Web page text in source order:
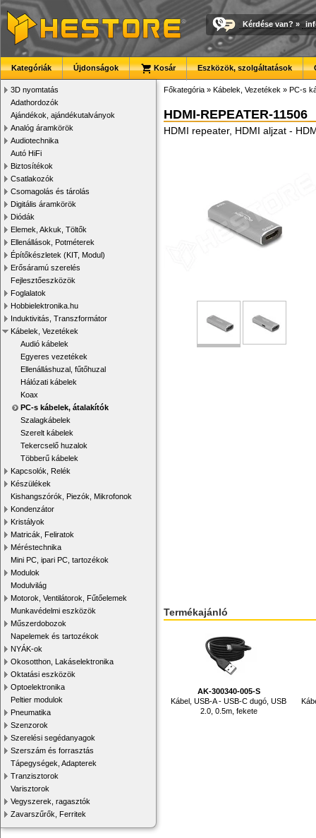
Kérdése van? »
Kategóriák Újdonságok Kosár Eszközök, szolgáltatások
3D nyomtatás
Adathordozók
Ajándékok, ajándékutalványok
Analóg áramkörök
Audiotechnika
Autó HiFi
Biztosítékok
Csatlakozók
Csomagolás és tárolás
Digitális áramkörök
Diódák
Elemek, Akkuk, Töltők
Ellenállások, Potméterek
Építőkészletek (KIT, Modul)
Erősáramú szerelés
Fejlesztőeszközök
Foglalatok
Hobbielektronika.hu
Induktivitás, Transzformátor
Kábelek, Vezetékek
Audió kábelek
Egyeres vezetékek
Ellenálláshuzal, fűtőhuzal
Hálózati kábelek
Koax
PC-s kábelek, átalakítók
Szalagkábelek
Szerelt kábelek
Tekercselő huzalok
Többerű kábelek
Kapcsolók, Relék
Készülékek
Kishangszórók, Piezók, Mikrofonok
Kondenzátor
Kristályok
Matricák, Feliratok
Méréstechnika
Mini PC, ipari PC, tartozékok
Modulok
Modulvilág
Motorok, Ventilátorok, Fűtőelemek
Munkavédelmi eszközök
Műszerdobozok
Napelemek és tartozékok
NYÁK-ok
Okosotthon, Lakáselektronika
Oktatási eszközök
Optoelektronika
Peltier modulok
Pneumatika
Szenzorok
Szerelési segédanyagok
Szerszám és forrasztás
Tápegységek, Adapterek
Tranzisztorok
Varisztorok
Vegyszerek, ragasztók
Zavarszűrők, Ferritek
Főkategória » Kábelek, Vezetékek » PC-s
HDMI-REPEATER-11506
HDMI repeater, HDMI aljzat -
Termékajánló
AK-300340-005-S
Kábel, USB-A - USB-C dugó, USB
2.0, 0.5m, fekete